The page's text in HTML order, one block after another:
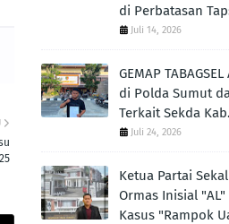
di Perbatasan
Juli 14, 2026
GEMAP
di Polda Sumut
Terkait Sekda
Juli 24, 2026
Ketua Partai
Ormas Inisial
Kasus "Rampok